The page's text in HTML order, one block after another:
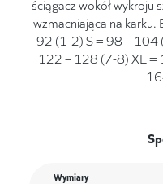
ściągacz wokół wykroju
wzmacniająca na
92 (1-2) S = 98 –
122 – 128 (7-8) XL
Wymiary